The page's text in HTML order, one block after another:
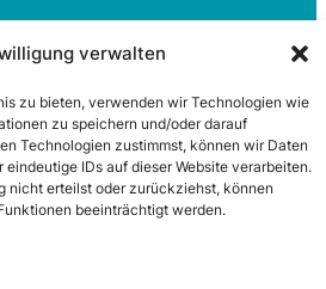
verwalten
zu bieten, verwenden wir Technologien wie
zu speichern und/oder darauf
Technologien zustimmst, können wir Daten
IDs auf dieser Website verarbeiten.
nicht erteilst oder zurückziehst, können
beeinträchtigt werden.